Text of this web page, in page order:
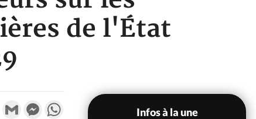
de l'État
Email Gmail MessengerWhatsApp
Infos à la une